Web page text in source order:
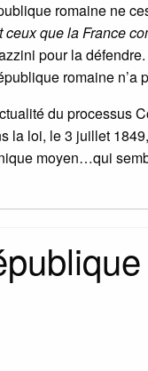
romaine ne
ceux que la France
pour la
romaine n’a
du processus
la loi, le 3 juillet
moyen…qui